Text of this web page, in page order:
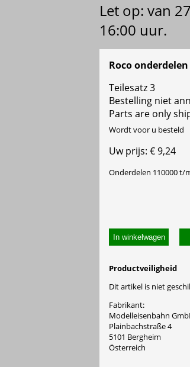
Let op: van
16:00 uur.
Roco onderdelen
Teilesatz 3
Bestelling niet
Parts are only
Wordt voor u besteld
Uw prijs: € 9,24
Onderdelen 110000 t/
In winkelwagen
Productveiligheid
Dit artikel is niet
Fabrikant:
Modelleisenbahn
Plainbachstraße 4
5101 Bergheim
Österreich